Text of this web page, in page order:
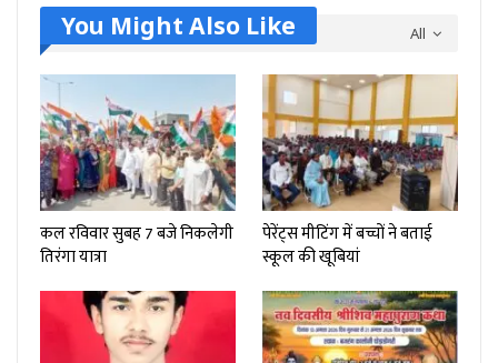
All
You Might Also Like
कल रविवार सुबह 7 बजे निकलेगी
तिरंगा यात्रा
पेरेंट्स मीटिंग में बच्चों ने बताई
स्कूल की खूबियां